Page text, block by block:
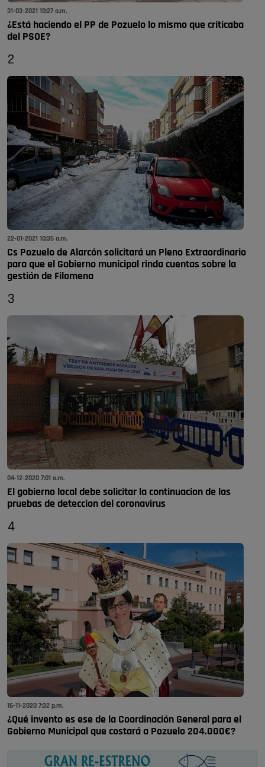
31-03-2021 10:27 a.m.
¿Está haciendo el PP de Pozuelo lo mismo que criticaba
del PSOE?
2
22-01-2021 10:35 a.m.
Cs Pozuelo de Alarcón solicitará un Pleno Extraordinario
para que el Gobierno municipal rinda cuentas sobre la
gestión de Filomena
3
04-12-2020 7:01 a.m.
El gobierno local debe solicitar la continuacion de las
pruebas de deteccion del coronavirus
4
16-11-2020 7:32 p.m.
¿Qué invento es ese de la Coordinación General para el
Gobierno Municipal que costará a Pozuelo 204.000€?